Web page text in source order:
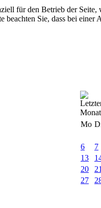
Mo
6
7
13
20
21
27
für den Betrieb der
beachten Sie, dass bei